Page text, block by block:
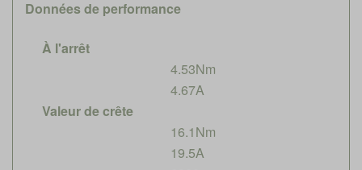
Données de performance
À l'arrêt
4.53Nm
4.67A
Valeur de crête
16.1Nm
19.5A